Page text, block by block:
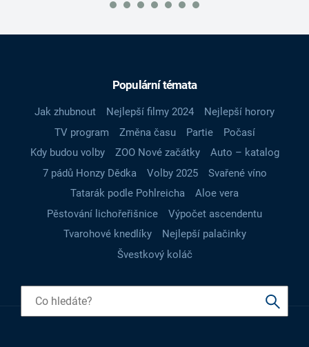
Populární témata
Jak zhubnout Nejlepší filmy 2024
Nejlepší horory
TV program
Změna času Partie
Počasí
Kdy budou volby
ZOO Nové začátky
Auto – katalog
7 pádů Honzy Dědka
Volby 2025
Svařené víno
Tatarák podle Pohlreicha
Aloe vera
Pěstování lichořeřišnice
Výpočet ascendentu
Tvarohové knedlíky
Nejlepší palačinky
Švestkový koláč